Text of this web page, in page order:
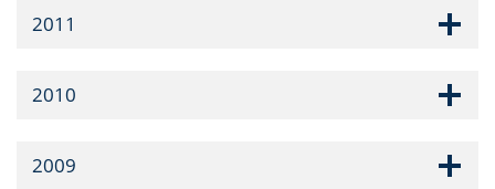
2011
2010
2009